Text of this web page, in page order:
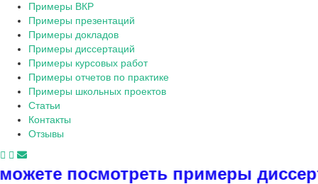
Примеры ВКР
Примеры презентаций
Примеры докладов
Примеры диссертаций
Примеры курсовых работ
Примеры отчетов по практике
Примеры школьных проектов
Статьи
Контакты
Отзывы
примеры диссертаций,